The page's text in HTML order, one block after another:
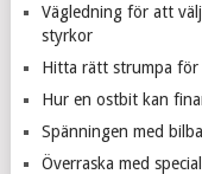
Vägledning för att
styrkor
Hitta rätt strumpa
Hur en ostbit kan
Spänningen med
Överraska med